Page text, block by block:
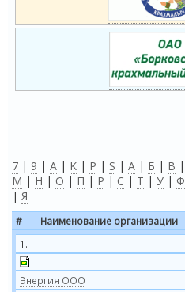
7 | 9 | A | K | P | S | А | Б | В |
М | Н | О | П | Р | С | Т | У | Ф
| Я
# Наименование организации
1.
Энергия ООО